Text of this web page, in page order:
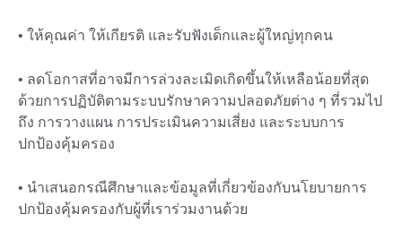
• ให้คุณค่า ให้เกียรติ และรับฟังเด็กและผู้ใหญ่ทุกคน
• ลดโอกาสที่อาจมีการล่วงละเมิดเกิดขึ้นให้เหลือน้อยที่สุด
ด้วยการปฏิบัติตามระบบรักษาความปลอดภัยต่าง ๆ ที่รวมไป
ถึง การวางแผน การประเมินความเสี่ยง และระบบการ
ปกป้องคุ้มครอง
• นำเสนอกรณีศึกษาและข้อมูลที่เกี่ยวข้องกับนโยบายการ
ปกป้องคุ้มครองกับผู้ที่เราร่วมงานด้วย